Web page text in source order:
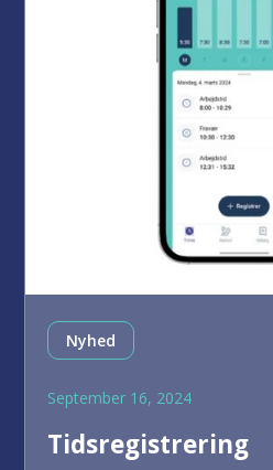
Nyhed
September 16, 2024
Tidsregistrering